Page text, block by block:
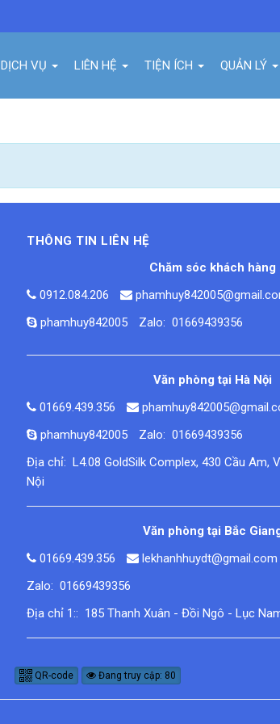
DỊCH VỤ LIÊN HỆ TIỆN ÍCH QUẢN LÝ
THÔNG TIN LIÊN HỆ
Chăm sóc khách hàng
0912.084.206
phamhuy842005
Zalo: 01669439356
Văn phòng tại Hà Nội
01669.439.356
phamhuy842005
Zalo: 01669439356
Địa chỉ: L4.08 GoldSilk Complex, 430 Cầu Am,
Nội
Văn phòng tại Bắc
01669.439.356
lekhanhhuydt@gmail.com
Zalo: 01669439356
Địa chỉ 1:: 185 Thanh Xuân - Đồi Ngô - Lục
QR-code Đang truy cập: 80